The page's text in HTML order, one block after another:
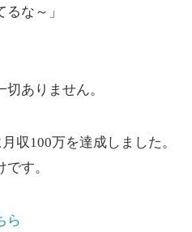
な～」
ありません。
収100万を達成しました。
す。
ら